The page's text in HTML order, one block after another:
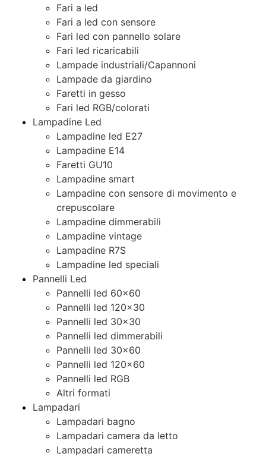
Fari a led
Fari a led con sensore
Fari led con pannello solare
Fari led ricaricabili
Lampade industriali/Capannoni
Lampade da giardino
Faretti in gesso
Fari led RGB/colorati
Lampadine Led
Lampadine led E27
Lampadine E14
Faretti GU10
Lampadine smart
Lampadine con sensore di movimento e
crepuscolare
Lampadine dimmerabili
Lampadine vintage
Lampadine R7S
Lampadine led speciali
Pannelli Led
Pannelli led 60×60
Pannelli led 120×30
Pannelli led 30×30
Pannelli led dimmerabili
Pannelli led 30×60
Pannelli led 120×60
Pannelli led RGB
Altri formati
Lampadari
Lampadari bagno
Lampadari camera da letto
Lampadari cameretta